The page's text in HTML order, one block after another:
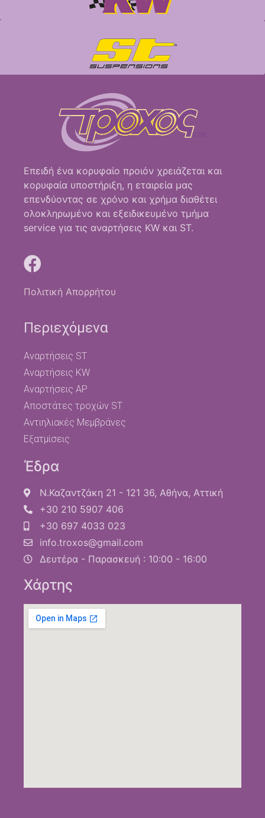
Επειδή ένα κορυφαίο προιόν χρειάζεται και
κορυφαία υποστήριξη, η εταιρεία μας
επενδύοντας σε χρόνο και χρήμα διαθέτει
ολοκληρωμένο και εξειδικευμένο τμήμα
service για τις αναρτήσεις KW και ST.
Πολιτική Απορρήτου
Περιεχόμενα
Αναρτήσεις ST
Αναρτήσεις KW
Αναρτήσεις AP
Αποστάτες τροχών ST
Αντιηλιακές Μεμβράνες
Εξατμίσεις
Έδρα
Ν.Καζαντζάκη 21 - 121 36, Αθήνα, Αττική
+30 210 5907 406
+30 697 4033 023
info.troxos@gmail.com
Δευτέρα - Παρασκευή : 10:00 - 16:00
Χάρτης